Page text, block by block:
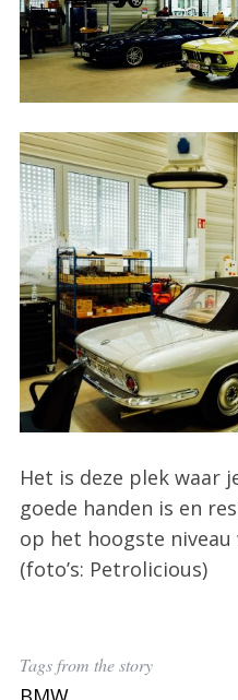
Het is deze plek waar
goede handen is en
op het hoogste
(foto’s: Petrolicious)
Tags from the story